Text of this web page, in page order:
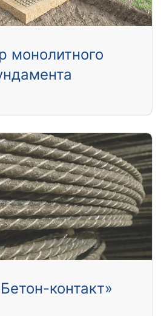
монолитного
контакт»